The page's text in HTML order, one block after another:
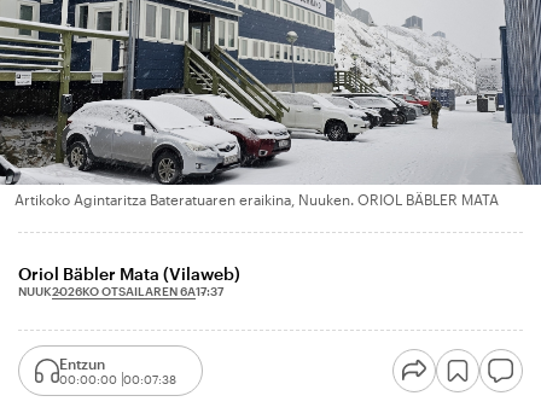
Artikoko Agintaritza Bateratuaren eraikina, Nuuken. ORIOL BÄBLER MATA
Oriol Bäbler Mata (Vilaweb)
NUUK2026KO OTSAILAREN 6A17:37
Entzun
00:00:00 00:07:38